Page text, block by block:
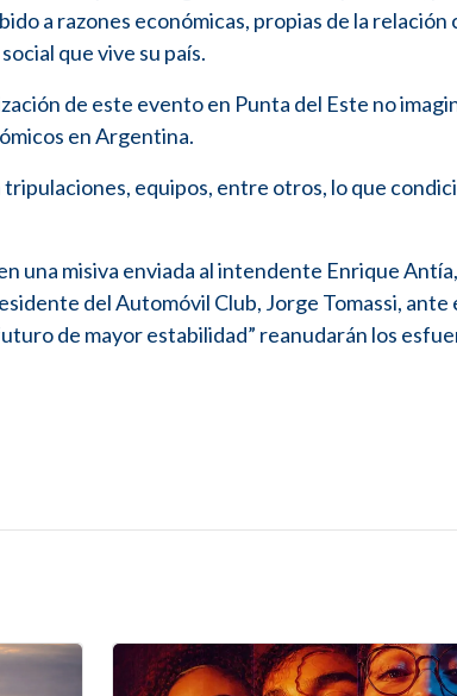
a razones económicas, propias de la relación
que vive su país.
de este evento en Punta del Este no
en Argentina.
equipos, entre otros, lo que
una misiva enviada al intendente Enrique
del Automóvil Club, Jorge Tomassi,
de mayor estabilidad” reanudarán los